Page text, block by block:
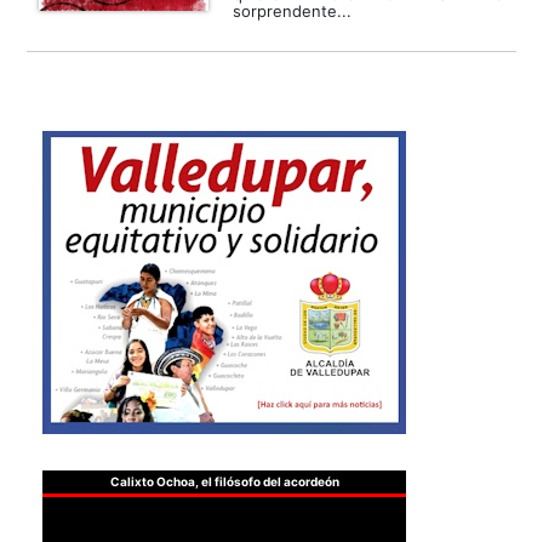
sorprendente...
Calixto Ochoa, el filósofo del acordeón